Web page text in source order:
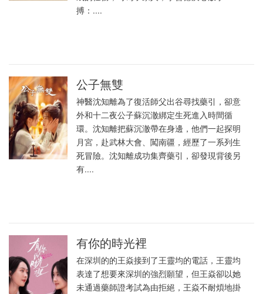
搏：....
公子無雙
神醫沈知離為了復活師父出谷尋找藥引，卻意
外和十二夜公子蘇沉澈綁定生死進入時間循
環。沈知離把蘇沉澈帶在身邊，他們一起探明
月宮，赴武林大會、闖南疆，經歷了一系列生
死冒險。沈知離成功集齊藥引，卻發現背後另
有....
有你的時光裡
在深圳的的王焱接到了王靈均的電話，王靈均
表達了想要來深圳的強烈願望，但王焱卻以她
未通過藥師證考試為由拒絕，王焱不耐煩地掛